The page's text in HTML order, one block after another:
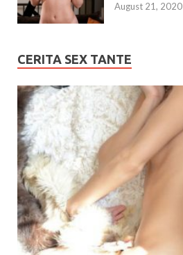
August 21, 2020
CERITA SEX TANTE